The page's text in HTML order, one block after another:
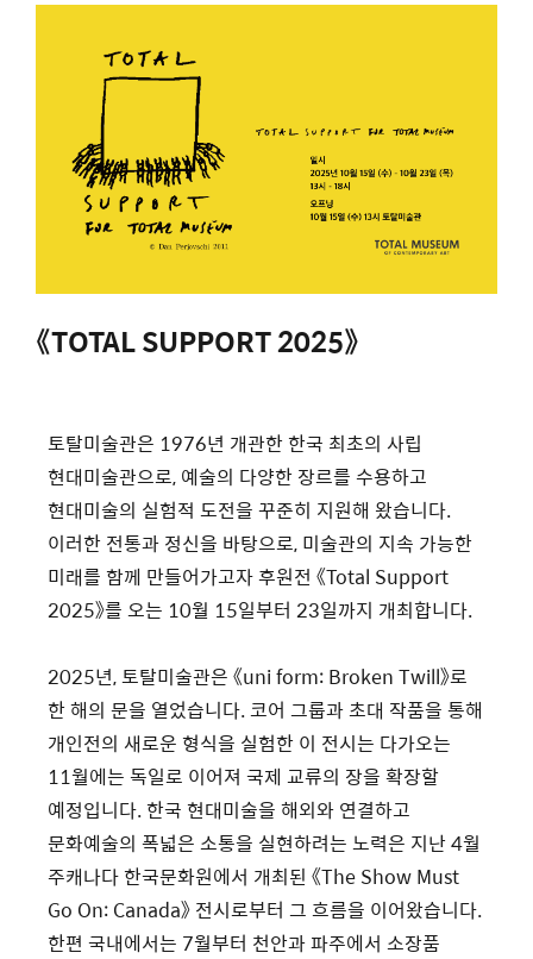
《TOTAL SUPPORT 2025》
토탈미술관은 1976년 개관한 한국 최초의 사립
현대미술관으로, 예술의 다양한 장르를 수용하고
현대미술의 실험적 도전을 꾸준히 지원해 왔습니다.
이러한 전통과 정신을 바탕으로, 미술관의 지속 가능한
미래를 함께 만들어가고자 후원전 《Total Support
2025》를 오는 10월 15일부터 23일까지 개최합니다.
2025년, 토탈미술관은 《uni form: Broken Twill》로
한 해의 문을 열었습니다. 코어 그룹과 초대 작품을 통해
개인전의 새로운 형식을 실험한 이 전시는 다가오는
11월에는 독일로 이어져 국제 교류의 장을 확장할
예정입니다. 한국 현대미술을 해외와 연결하고
문화예술의 폭넓은 소통을 실현하려는 노력은 지난 4월
주캐나다 한국문화원에서 개최된 《The Show Must
Go On: Canada》 전시로부터 그 흐름을 이어왔습니다.
한편 국내에서는 7월부터 천안과 파주에서 소장품